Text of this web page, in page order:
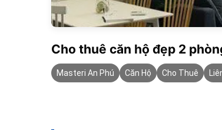
Cho thuê căn hộ đẹp 2
Masteri An Phú Căn Hộ Cho Thuê